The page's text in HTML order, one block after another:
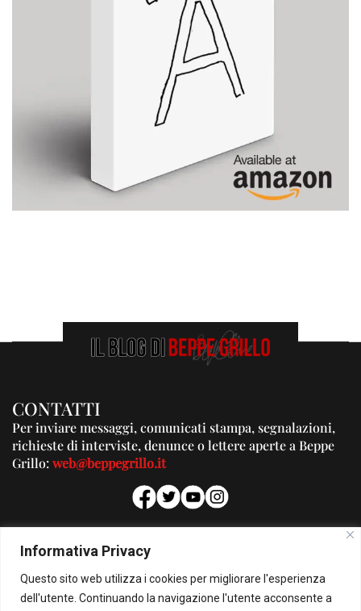
Informativa Privacy
Questo sito web utilizza i cookies per migliorare l'esperienza
dell'utente. Continuando la navigazione l'utente acconsente a
CONTATTI
Per inviare messaggi, comunicati stampa, segnalazioni,
richieste di interviste, denunce o lettere aperte a Beppe
Grillo:web@beppegrillo.it
PUBBLICITA'
Per la tua pubblicità su questo Blog:
pubblicita@beppegrillo.it